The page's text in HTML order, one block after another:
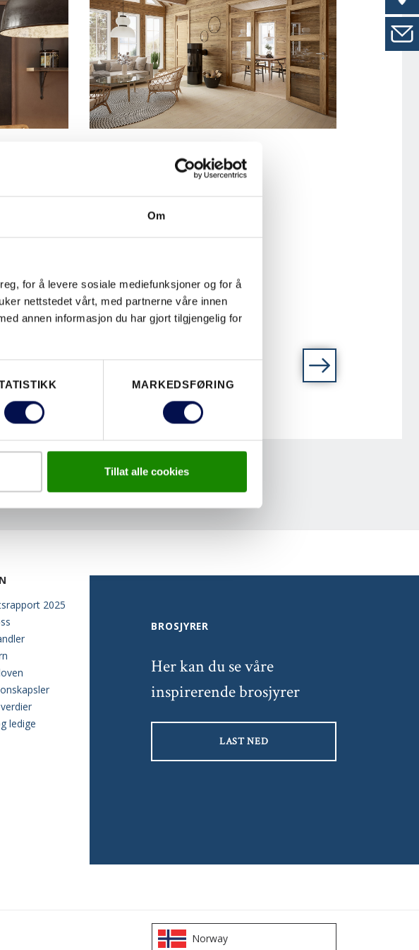
Om
for å levere sosiale mediefunksjoner og for å
nettstedet vårt, med partnerne våre innen
annen informasjon du har gjort tilgjengelig for
MARKEDSFØRING
Tillat alle cookies
INNERDØR SUPERIOR TID
7410 OG TID 7411 MED
2025
ledige
BROSJYRER
Her kan du se våre
inspirerende brosjyrer
LAST NED
Norway